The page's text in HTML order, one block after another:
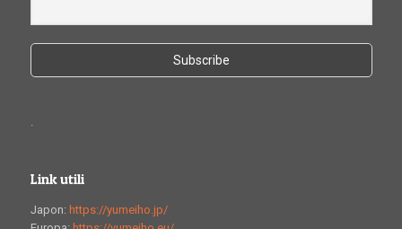
.
Link utili
Japon: https://yumeiho.jp/